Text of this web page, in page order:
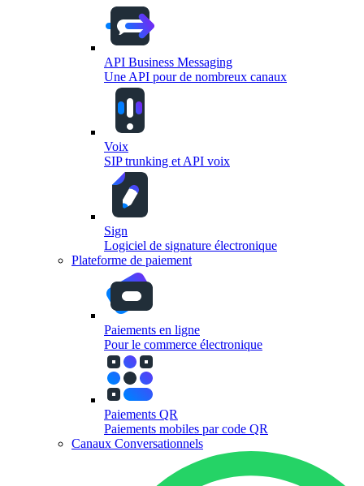
API Business Messaging
Une API pour de nombreux canaux
Voix
SIP trunking et API voix
Sign
Logiciel de signature électronique
Plateforme de paiement
Paiements en ligne
Pour le commerce électronique
Paiements QR
Paiements mobiles par code QR
Canaux Conversationnels